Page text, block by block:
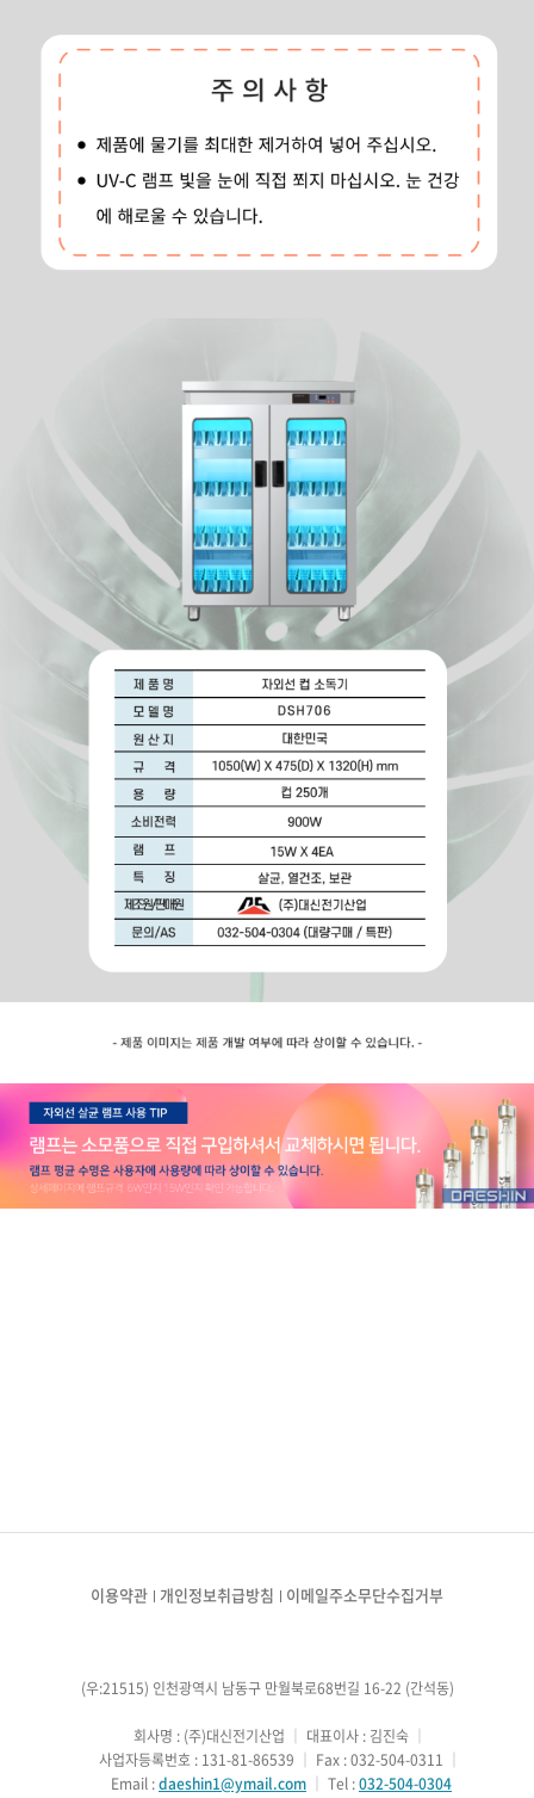
이용약관 개인정보취급방침 이메일주소무단수집거부
(우:21515) 인천광역시 남동구 만월북로68번길 16-22 (간석동)
        회사명 : (주)대신전기산업
대표이사 : 김진숙 ｜
        사업자등록번호 : 131-81-86539
Fax : 032-504-0311
        Email :
daeshin1@ymail.com Tel : 032-504-0304